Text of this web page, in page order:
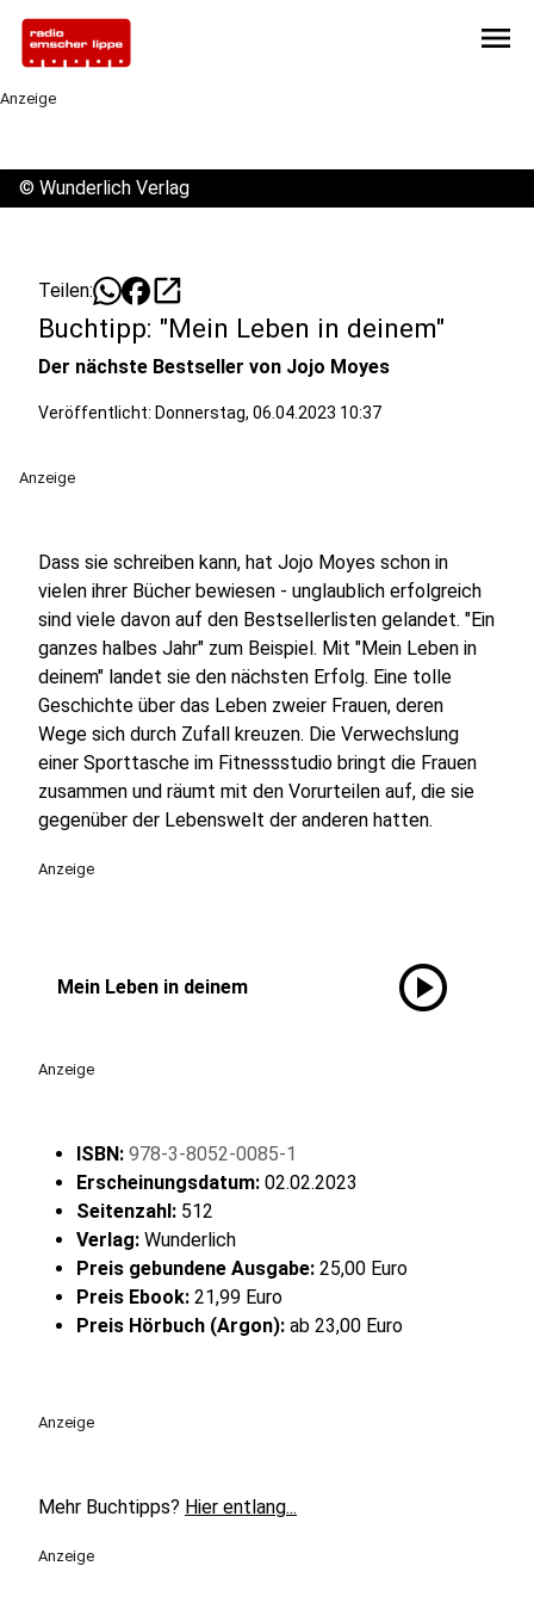
menu
Anzeige
© Wunderlich Verlag
Teilen: open_in_new
Buchtipp: "Mein Leben in deinem"
Der nächste Bestseller von Jojo Moyes
Veröffentlicht: Donnerstag, 06.04.2023 10:37
Anzeige
Dass sie schreiben kann, hat Jojo Moyes schon in
vielen ihrer Bücher bewiesen - unglaublich erfolgreich
sind viele davon auf den Bestsellerlisten gelandet. "Ein
ganzes halbes Jahr" zum Beispiel. Mit "Mein Leben in
deinem" landet sie den nächsten Erfolg. Eine tolle
Geschichte über das Leben zweier Frauen, deren
Wege sich durch Zufall kreuzen. Die Verwechslung
einer Sporttasche im Fitnessstudio bringt die Frauen
zusammen und räumt mit den Vorurteilen auf, die sie
gegenüber der Lebenswelt der anderen hatten.
Anzeige
Mein Leben in deinem play_circle
Anzeige
ISBN: 978-3-8052-0085-1
Erscheinungsdatum: 02.02.2023
Seitenzahl: 512
Verlag: Wunderlich
Preis gebundene Ausgabe: 25,00 Euro
Preis Ebook: 21,99 Euro
Preis Hörbuch (Argon): ab 23,00 Euro
Anzeige
Mehr Buchtipps? Hier entlang...
Anzeige